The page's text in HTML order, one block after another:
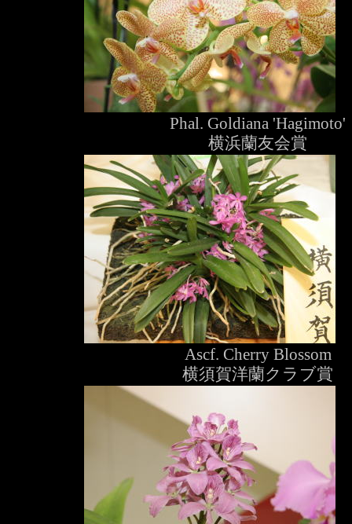
Phal. Goldiana 'Hagimoto'
横浜蘭友会賞
Ascf. Cherry Blossom
横須賀洋蘭クラブ賞